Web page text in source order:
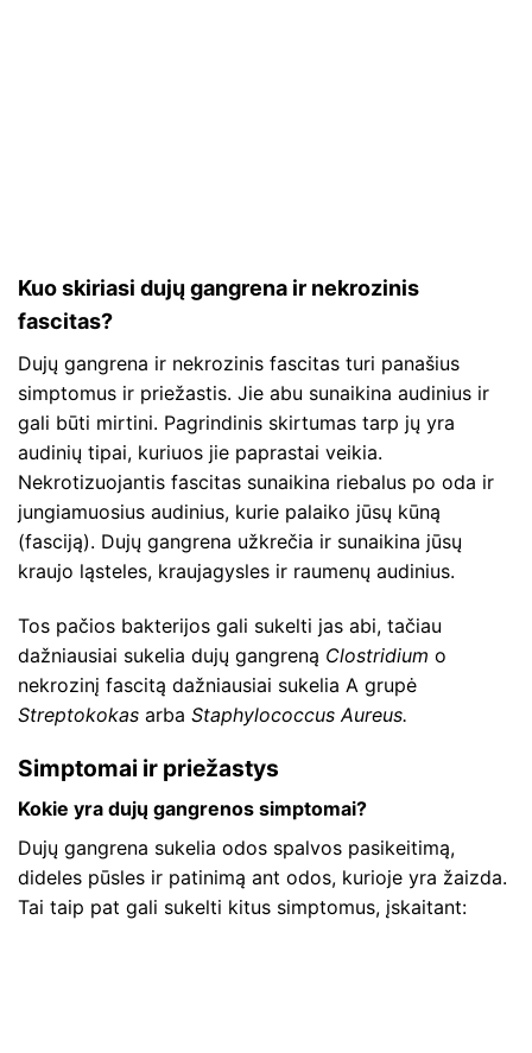
Kuo skiriasi dujų gangrena ir nekrozinis
fascitas?
Dujų gangrena ir nekrozinis fascitas turi panašius
simptomus ir priežastis. Jie abu sunaikina audinius ir
gali būti mirtini. Pagrindinis skirtumas tarp jų yra
audinių tipai, kuriuos jie paprastai veikia.
Nekrotizuojantis fascitas sunaikina riebalus po oda ir
jungiamuosius audinius, kurie palaiko jūsų kūną
(fasciją). Dujų gangrena užkrečia ir sunaikina jūsų
kraujo ląsteles, kraujagysles ir raumenų audinius.
Tos pačios bakterijos gali sukelti jas abi, tačiau
dažniausiai sukelia dujų gangreną Clostridium o
nekrozinį fascitą dažniausiai sukelia A grupė
Streptokokas arba Staphylococcus Aureus.
Simptomai ir priežastys
Kokie yra dujų gangrenos simptomai?
Dujų gangrena sukelia odos spalvos pasikeitimą,
dideles pūsles ir patinimą ant odos, kurioje yra žaizda.
Tai taip pat gali sukelti kitus simptomus, įskaitant: